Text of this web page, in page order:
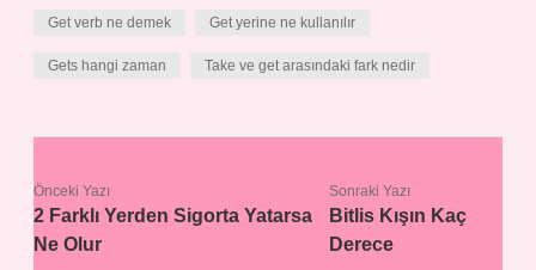
Get verb ne demek Get yerine ne kullanılır
Gets hangi zaman Take ve get arasındaki fark nedir
Önceki Yazı
2 Farklı Yerden Sigorta Yatarsa
Ne Olur
Sonraki Yazı
Bitlis Kışın Kaç
Derece